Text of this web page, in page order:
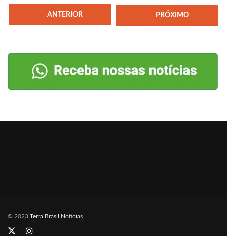
ANTERIOR PRÓXIMO
© 2023 Terra Brasil Notícias